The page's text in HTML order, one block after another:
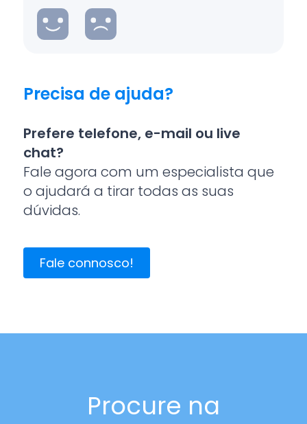
Precisa de ajuda?
Prefere telefone, e-mail ou live
chat?
Fale agora com um especialista que
o ajudará a tirar todas as suas
dúvidas.
Fale connosco!
Procure na